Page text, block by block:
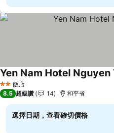
2 星級飯店
Yen Nam Hotel Nguyen
8.5 超級讚 14 和平省
選擇日期，查看確切價格